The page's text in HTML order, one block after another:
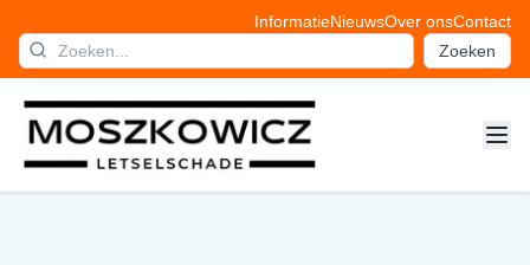
InformatieNieuwsOver onsContact
Zoeken